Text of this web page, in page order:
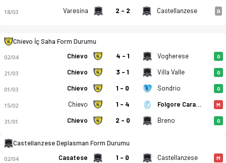
AC Chievo Verona - USD Castellanzese 1921 2-2 bitti. Gol
18/03 Varesina 2 - 2 Castellanzese B
Chievo İç Saha Form Durumu
02/04 Chievo 4 - 1 Vogherese G
21/03 Chievo 3 - 1 Villa Valle G
01/03 Chievo 1 - 0 Sondrio G
15/02 Chievo 1 - 4 Folgore Caratese M
31/01 Chievo 2 - 0 Breno G
Castellanzese Deplasman Form Durumu
02/04 Casatese 1 - 0 Castellanzese M